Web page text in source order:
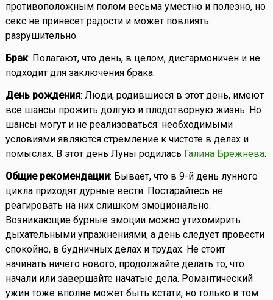
противоположным полом весьма уместно и полезно, но
секс не принесет радости и может повлиять
разрушительно.
Брак: Полагают, что день, в целом, дисгармоничен и не
подходит для заключения брака.
День рождения: Люди, родившиеся в этот день, имеют
все шансы прожить долгую и плодотворную жизнь. Но
шансы могут и не реализоваться: необходимыми
условиями являются стремление к чистоте в делах и
помыслах. В этот день Луны родилась Галина Брежнева.
Общие рекомендации: Бывает, что в 9-й день лунного
цикла приходят дурные вести. Постарайтесь не
реагировать на них слишком эмоционально.
Возникающие бурные эмоции можно утихомирить
дыхательными упражнениями, а день следует провести
спокойно, в будничных делах и трудах. Не стоит
начинать ничего нового, продолжайте делать то, что
начали или завершайте начатые дела. Романтический
ужин тоже вполне может быть кстати, но только в том